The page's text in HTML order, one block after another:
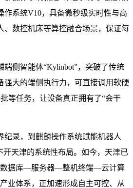
作系统V10，具备微秒级实时性与高
、数控机床等算控融合场景，保证每
侧智能体“Kylinbot”，突破了传统
强大的端侧执行力，可直接调用软硬
等任务，让设备真正拥有了“会干
录，到麒麟操作系统赋能机器人
开天津的系统性布局。如今，天津已
据库—服务器—整机终端—云计算
业体系，正加速形成自主可控、从